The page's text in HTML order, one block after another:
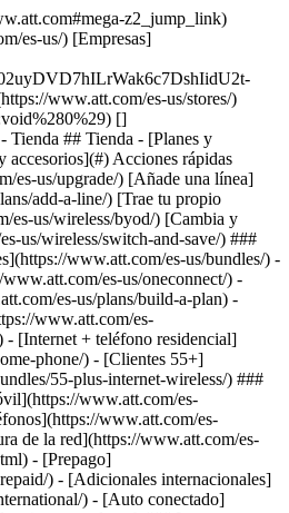
) - [Teléfonos prepagados](https://www.att.com/es-us/buy/prepaid-phones/browse/hasdeals/) - [Tablets](https://www.att.com/es-us/buy/tablets/browse/hasdeals_nontradeinoffer/) - [Relojes inteligentes](https://www.att.com/es-us/buy/wearables/browse/hasdeals_nontradeinoffer/) - [Ofertas de accesorios](https://www.att.com/es-us/buy/accessories/browse/all/deals/) ### Suscripciones - [AT&T OneConnect](https://www.att.com/es-us/oneconnect/) [__Cámbiate a AT&T y averigua cómo obtener hasta $800 por línea para terminar tu contrato__ \ Compra ahora](https://www.att.com/es-us/buy/phones/) ### Descuentos por ocupación - [Empleados de empresas](https://www.att.com/es-us/verification/signaturehub/#employment) - [Militares y veteranos](https://www.att.com/es-us/offers/discount-program/military-discount/) - [Maestros](https://www.att.com/es-us/offers/discount-program/teacher/) - [Enfermeros y médicos](https://www.att.com/es-us/verification/signaturehub/#medical) - [Personal de emergencias activo](https://www.att.com/es-us/firstnetandfamily/) ### Descuentos por afiliación - [Clientes 55+](https://www.att.com/es-us/verification/signaturehub/#age) - [Personal retirado del servicio de emergencia](https://www.att.com/es-us/offers/discount-program/retired-responders/) - [Trabajadores de sindicatos](https://www.att.com/es-us/offers/discount-program/union-discount/) - [Estudiantes](https://www.att.com/es-us/verification/signaturehub/#student) ### Ahorros para socios - [Descuento con tarjeta de crédito](https://www.att.com/es-us/?1036077272%3BamdU7ms02uyDVD7hIidU2t-FgOyvGkzT7uyJVm497PywgLdW2iYTVis9IZcUaO3.z1) - [Beneficios y más](https://andmorebenefits.att.com/root-discovery) [__Maestros: ahorra hasta $150 por línea y hasta un 20% en planes__ \ Obtén detalles](https://www.att.com/es-us/offers/discount-program/teacher/) - La diferencia de AT&T ## La diferencia de AT&T - [Nuestra ventaja competitiva](#) ### ¿Por qué elegirnos? - [Garantía AT&T](https://www.att.com/es-us/why-att/guarantee/) - [Por qué AT&T](https://www.att.com/es-us/why-att/) - [AT&T vs. T-Mobile y Verizon](https://www.att.com/es-us/wireless/switch-and-save/#compare-us) - [AT&T Fiber vs. Spectrum y Xfinity](https://www.att.com/es-us/internet/fiber/#compare-us) - [Prueba AT&T gratis](https://www.att.com/es-us/wireless/free-trial/) - [Cambia y ahorra](https://www.att.com/es-us/wireless/switch-and-save/) ### Cobertura excepcional - [Mapa de cobertura 5G](https://www.att.com/es-us/maps/wireless-coverage.html) - [Mapa de cobertura de fibra óptica](https://www.att.com/es-us/internet/fiber/coverage-map/) [__La mejor garantía de Estados Unidos__ \ Obtén detalles](https://www.att.com/es-us/why-att/guarantee/) - Ayuda ## Ayuda - [Factura y cuenta](#) - [Móvil](#) - [Internet](#) Acciones rápidas [Ve toda la ayuda](https://www.att.com/es-us/support/) [Ver mi cuenta](https://www.att.com/es-us/acctmgmt/overview) [Centro de pagos](https://www.att.com/es-us/acctmgmt/mypaymentcenter) [Centro de facturación](https://www.att.com/es-us/acctmgmt/billing/mybillingcenter) ### Factura y pagos - [Comprende tu factura](https://www.att.com/es-us/support/my-account/understand-your-bill/) - [Averigua por qué tu factura cambió](https://www.att.com/es-us/support/article/my-account/KM1051879/) - [Configura y administra AutoPay](https://www.att.com/es-us/acctmgmt/mypaymentcenter?intent=MANAGEAUTOPAY) - [Ve las cuotas de los dispositivos](https://www.att.com/es-us/acctmgmt/payment/installmentplandetails) - [Pagar sin iniciar sesión](https://www.att.com/es-us/acctmgmt/fastpmt/fastpay) ### Cuenta - [Cambiar o restablecer contraseña](https://www.att.com/es-us/support/article/my-account/KM1008941/) - [Añade o elimina cuentas](https://www.att.com/es-us/support/article/my-account/KM1008925/) - [Traslada el servicio de internet](https://www.att.com/es-us/help/moving/) - [Ve tus pedidos y reclamaciones](https://www.att.com/es-us/orders/history) - [Más ayuda con la cuenta](https://www.att.com/es-us/support/my-account/) [__La mejor garantía de Estados Unidos__ \ Obtén detalles](https://www.att.com/es-us/why-att/guarantee/) Acciones rápidas [Administrar mi servicio móvil](https://www.att.com/es-us/acctmgmt/mywireless) [Rastrear mi pedido](https://www.att.com/es-us/orders/history) [Añade AT&T International Day Pass](https://www.att.com/es-us/acctmgmt/signin?intent=DEEPLINK&soc=IRRLHDF&level=CAT&source=ILC242589969&wtExtndSource=Megamenu) ### Mi dispositivo - [Verificar mi uso](https://www.att.com/es-us/acctmgmt/usage/mysummary) - [Administra complementos](https://www.att.com/es-us/acctmgmt/wireless/manage-addon) - [Cambiar mi plan](https://www.att.com/es-us/acctmgmt/mywireless/manageplan/) - [Añade una línea](https://www.att.com/es-us/buy/postpaid/?wlsfi=AL) - [Consultar los requisitos de cambio](https://www.att.com/es-us/buy/postpaid/?wlsfi=up) - [Activa un dispositivo móvil](https://www.att.com/es-us/